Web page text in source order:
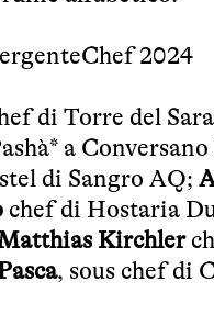
2024
di Torre del
a
di Sangro AQ;
chef di Hostaria
Kirchler
, sous chef di